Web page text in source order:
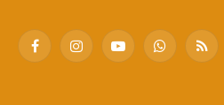
FacebookInstagramYouTubeWhatsApp
RSS